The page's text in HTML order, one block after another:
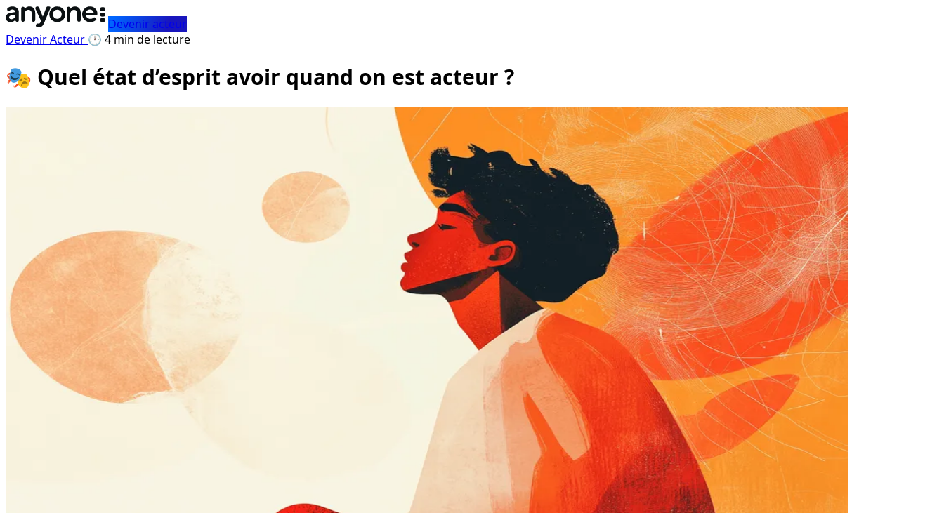
Devenir acteur
Devenir Acteur 🕐 4 min de lecture
🎭 Quel état d’esprit avoir quand on est acteur ?